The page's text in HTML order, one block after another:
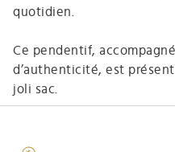
quotidien.
Ce pendentif,
d’authenticité, est
joli sac.